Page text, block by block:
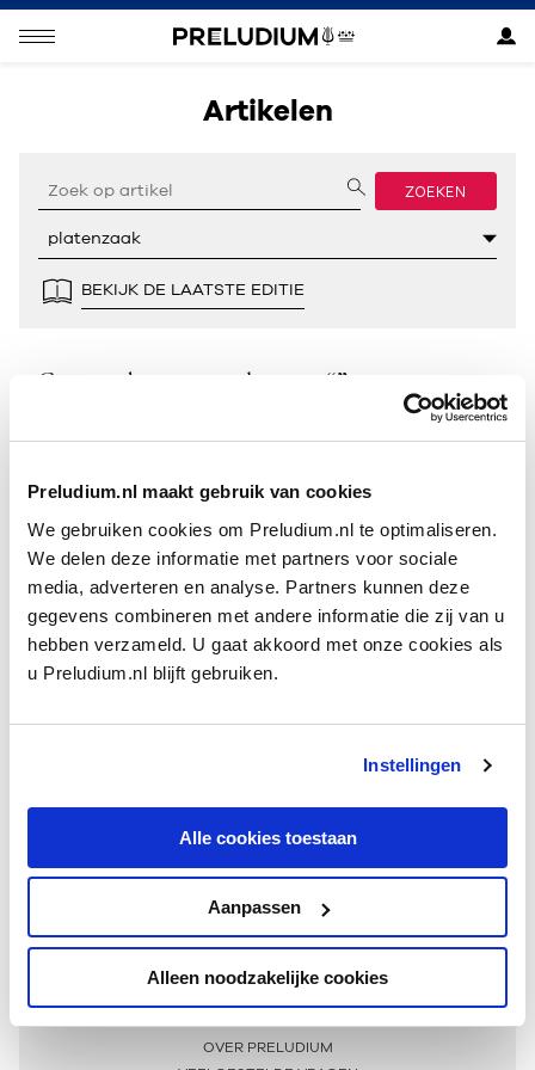
Preludium.nl maakt gebruik van cookies
We gebruiken cookies om Preludium.nl te optimaliseren.
We delen deze informatie met partners voor sociale
media, adverteren en analyse. Partners kunnen deze
gegevens combineren met andere informatie die zij van u
hebben verzameld. U gaat akkoord met onze cookies als
u Preludium.nl blijft gebruiken.
Instellingen
Alle cookies toestaan
Aanpassen
Alleen noodzakelijke cookies
Artikelen
ZOEKEN
BEKIJK DE LAATSTE EDITIE
Geen resultaten gevonden voor “”.
Meer informatie
OVER PRELUDIUM